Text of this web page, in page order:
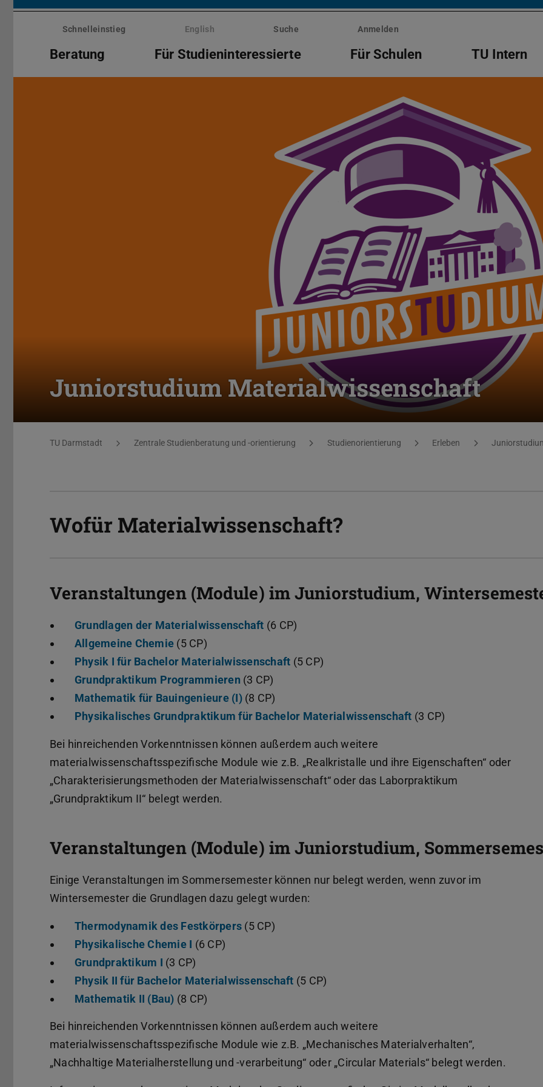
Menü
überspringenSchnelleinstieg English Suche Anmelden
Beratung Für Studieninteressierte Für Schulen TU Intern
Juniorstudium Materialwissenschaft
Sie befinden sich hier:
TU Darmstadt Zentrale Studienberatung und -orientierung Studienorientierung Erleben
Wofür Materialwissenschaft?
Veranstaltungen (Module) im Juniorstudium,
Grundlagen der Materialwissenschaft (6 CP)
Allgemeine Chemie (5 CP)
Physik I für Bachelor Materialwissenschaft (5 CP)
Grundpraktikum Programmieren (3 CP)
Mathematik für Bauingenieure (I)(8 CP)
Physikalisches Grundpraktikum für Bachelor Materialwissenschaft (3 CP)
Bei hinreichenden Vorkenntnissen können außerdem auch weitere
materialwissenschaftsspezifische Module wie z.B. „Realkristalle und ihre Eigenschaften“ oder
„Charakterisierungsmethoden der Materialwissenschaft“ oder das Laborpraktikum
„Grundpraktikum II“ belegt werden.
Veranstaltungen (Module) im Juniorstudium,
Einige Veranstaltungen im Sommersemester können nur belegt werden, wenn zuvor im
Wintersemester die Grundlagen dazu gelegt wurden:
Thermodynamik des Festkörpers (5 CP)
Physikalische Chemie I (6 CP)
Grundpraktikum I (3 CP)
Physik II für Bachelor Materialwissenschaft (5 CP)
Mathematik II (Bau) (8 CP)
Bei hinreichenden Vorkenntnissen können außerdem auch weitere
materialwissenschaftsspezifische Module wie z.B. „Mechanisches Materialverhalten“,
„Nachhaltige Materialherstellung und -verarbeitung“ oder „Circular Materials“ belegt werden.